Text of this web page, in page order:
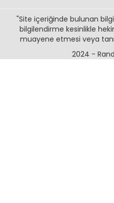
"Site içeriğinde bulunan
bilgilendirme kesinlikle
muayene etmesi veya
2024 -